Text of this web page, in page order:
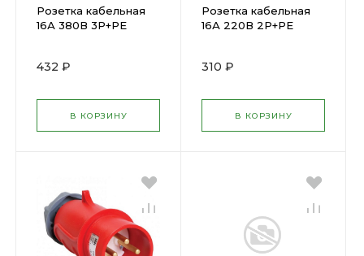
Розетка кабельная
16А 380В 3P+PЕ
432 ₽
В КОРЗИНУ
Розетка кабельная
16А 220В 2P+PЕ
310 ₽
В КОРЗИНУ